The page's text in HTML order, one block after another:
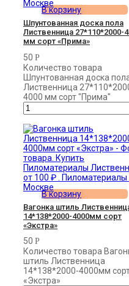
В корзину
Шпунтованная доска пола
Лиственница 27*110*2000-
мм сорт «Прима»
50 Р
Количество товара
Шпунтованная доска
Лиственница
4000 мм сорт "Прима"
В корзину
Вагонка штиль
14*138*2000-4000мм сорт
«Экстра»
50 Р
Количество товара
штиль Лиственница
14*138*2000-4000мм
«Экстра»